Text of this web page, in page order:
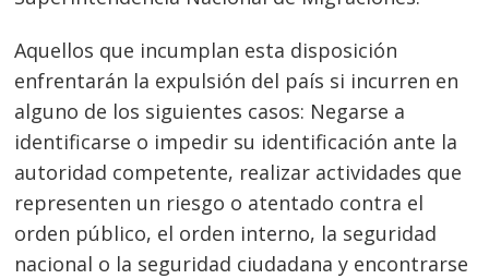
Aquellos que incumplan esta disposición
enfrentarán la expulsión del país si incurren en
alguno de los siguientes casos: Negarse a
identificarse o impedir su identificación ante la
autoridad competente, realizar actividades que
representen un riesgo o atentado contra el
orden público, el orden interno, la seguridad
nacional o la seguridad ciudadana y encontrarse
Navegación
de
entradas